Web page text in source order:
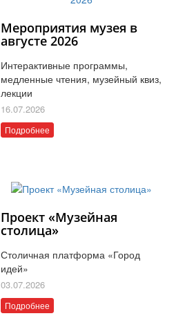
Мероприятия музея в
августе 2026
Интерактивные программы,
медленные чтения, музейный квиз,
лекции
16.07.2026
Подробнее
Проект «Музейная
столица»
Столичная платформа «Город
идей»
03.07.2026
Подробнее